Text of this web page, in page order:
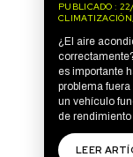
PUBLICADO :
¿El aire
es importante
problema
un vehículo
de rendimiento
LEER